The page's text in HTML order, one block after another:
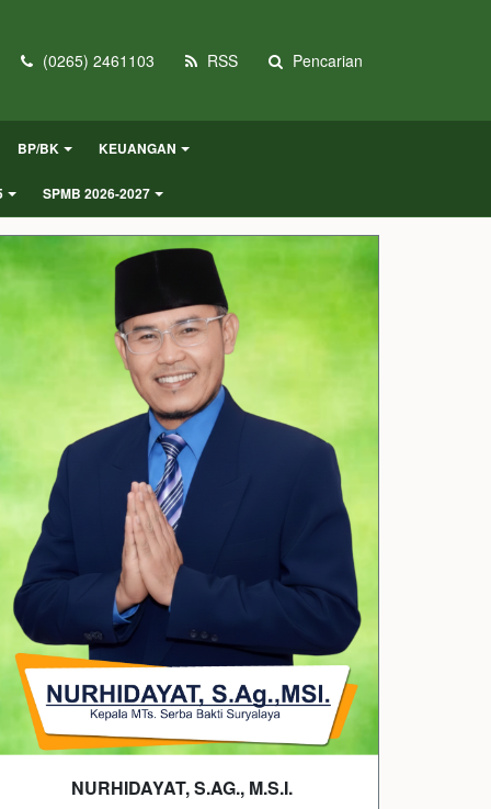
(0265) 2461103 RSS Pencarian
BP/BK KEUANGAN
SPMB 2026-2027
NURHIDAYAT, S.AG., M.S.I.